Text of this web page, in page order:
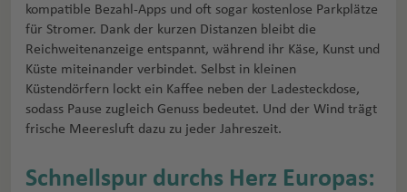
kompatible Bezahl-Apps und oft sogar kostenlose Parkplätze
für Stromer. Dank der kurzen Distanzen bleibt die
Reichweitenanzeige entspannt, während ihr Käse, Kunst und
Küste miteinander verbindet. Selbst in kleinen
Küstendörfern lockt ein Kaffee neben der Ladesteckdose,
sodass Pause zugleich Genuss bedeutet. Und der Wind trägt
frische Meeresluft dazu zu jeder Jahreszeit.
Schnellspur durchs Herz Europas: